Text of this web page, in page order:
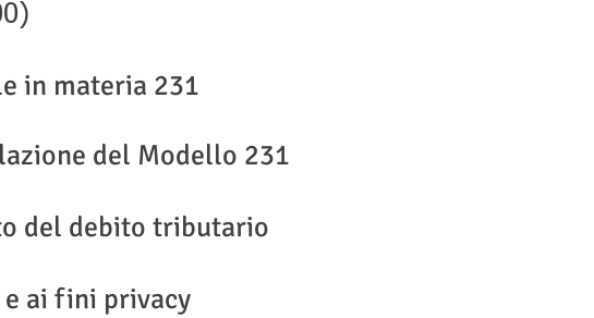
in materia 231
del Modello 231
del debito tributario
ai fini privacy